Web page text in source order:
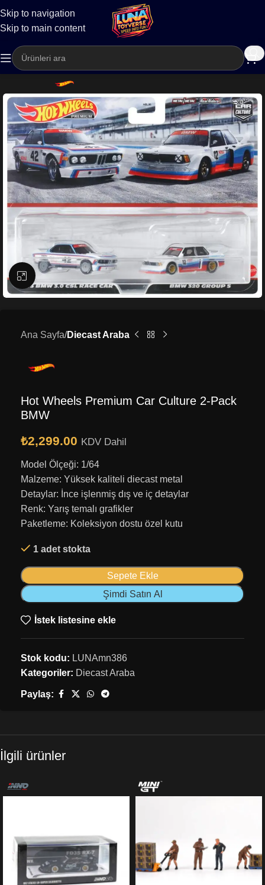
Skip to navigation
Skip to main content
Kargo
Büyütmek için tıklayın
Ana Sayfa Diecast Araba
Hot Wheels Premium Car Culture 2-Pack
BMW
₺2,299.00 KDV Dahil
Model Ölçeği: 1/64
Malzeme: Yüksek kaliteli diecast metal
Detaylar: İnce işlenmiş dış ve iç detaylar
Renk: Yarış temalı grafikler
Paketleme: Koleksiyon dostu özel kutu
1 adet stokta
Sepete Ekle
Şimdi Satın Al
İstek listesine ekle
Stok kodu: LUNAmn386
Kategoriler: Diecast Araba
Paylaş:
İlgili ürünler